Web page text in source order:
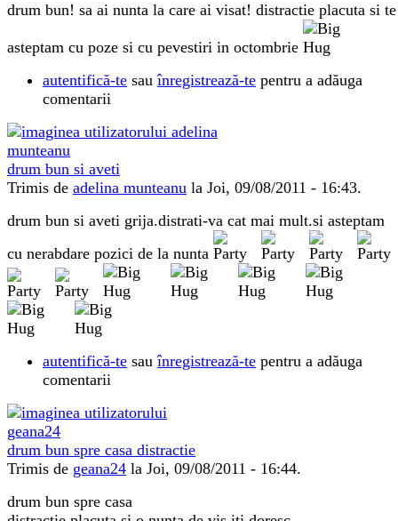
drum bun! sa ai nunta la care ai visat! distractie placuta si te
asteptam cu poze si cu pevestiri in octombrie
autentifică-te sauînregistrează-te pentru a adăuga
comentarii
drum bun si aveti
Trimis de adelina munteanu la Joi, 09/08/2011 - 16:43.
drum bun si aveti grija.distrati-va cat mai mult.si asteptam
cu nerabdare pozici de la nunta
autentifică-te sauînregistrează-te pentru a adăuga
comentarii
drum bun spre casa distractie
Trimis de geana24 la Joi, 09/08/2011 - 16:44.
drum bun spre casa